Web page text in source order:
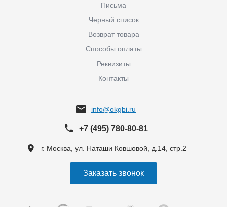
Письма
Черный список
Возврат товара
Способы оплаты
Реквизиты
Контакты
info@okgbi.ru
+7 (495) 780-80-81
г. Москва, ул. Наташи Ковшовой, д.14, стр.2
Заказать звонок